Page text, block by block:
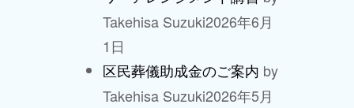
Takehisa Suzuki2026年6月
1日
区民葬儀助成金のご案内 by
Takehisa Suzuki2026年5月